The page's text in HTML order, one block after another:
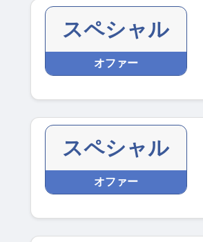
スペシャル
オファー
スペシャル
オファー